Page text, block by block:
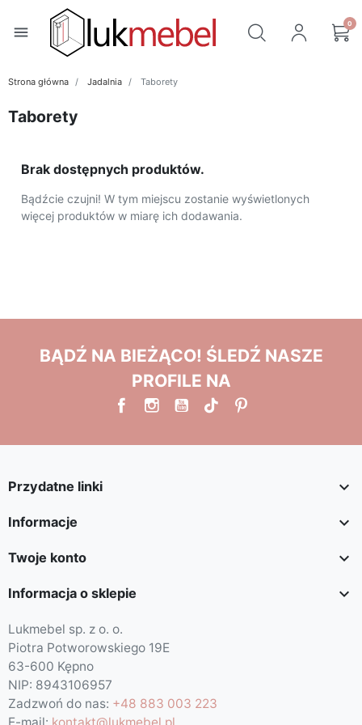
menu 0
Strona główna Jadalnia Taborety
Taborety
Brak dostępnych produktów.
Bądźcie czujni! W tym miejscu zostanie wyświetlonych
więcej produktów w miarę ich dodawania.
BĄDŹ NA BIEŻĄCO! ŚLEDŹ NASZE
PROFILE NA
Przydatne linki 
Informacje 
Twoje konto 
Informacja o sklepie 
Lukmebel sp. z o. o.
Piotra Potworowskiego 19E
63-600 Kępno
NIP: 8943106957
Zadzwoń do nas: +48 883 003 223
E-mail: kontakt@lukmebel.pl